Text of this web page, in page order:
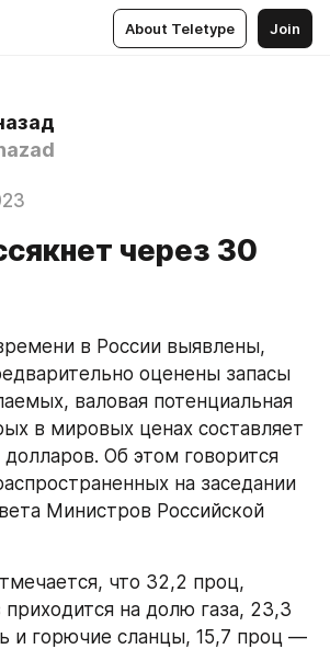
About Teletype Join
через 30
в России выявлены,
оценены запасы
валовая потенциальная
в мировых ценах составляет
Об этом говорится
на заседании
Министров Российской
что 32,2 проц,
приходится на долю газа, 23,3
и горючие сланцы, 15,7 проц —